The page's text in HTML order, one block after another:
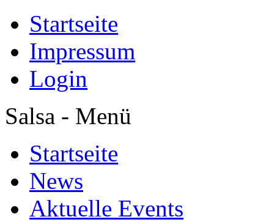
Startseite
Impressum
Login
Salsa - Menü
Startseite
News
Aktuelle Events